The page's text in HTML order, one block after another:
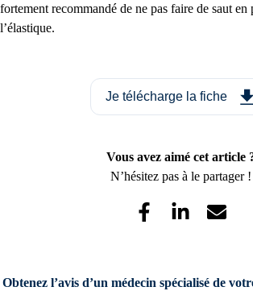
fortement recommandé de ne pas faire de saut en
l’élastique.
Je télécharge la fiche
Vous avez aimé cet article
N’hésitez pas à le partager !
Obtenez l’avis d’un médecin spécialisé de